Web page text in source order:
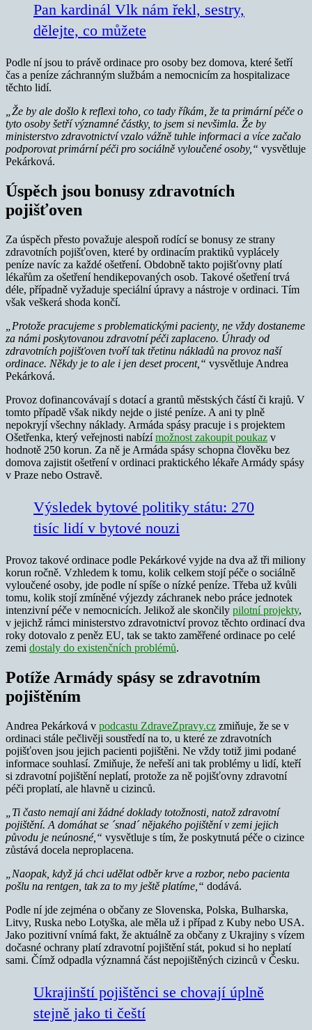
Pan kardinál Vlk nám řekl, sestry,
dělejte, co můžete
Podle ní jsou to právě ordinace pro osoby bez domova, které šetří
čas a peníze záchranným službám a nemocnicím za hospitalizace
těchto lidí.
„Že by ale došlo k reflexi toho, co tady říkám, že ta primární péče o
tyto osoby šetří významné částky, to jsem si nevšimla. Že by
ministerstvo zdravotnictví vzalo vážně tuhle informaci a více začalo
podporovat primární péči pro sociálně vyloučené osoby,“ vysvětluje
Pekárková.
Úspěch jsou bonusy zdravotních
pojišťoven
Za úspěch přesto považuje alespoň rodící se bonusy ze strany
zdravotních pojišťoven, které by ordinacím praktiků vyplácely
peníze navíc za každé ošetření. Obdobně takto pojišťovny platí
lékařům za ošetření hendikepovaných osob. Takové ošetření trvá
déle, případně vyžaduje speciální úpravy a nástroje v ordinaci. Tím
však veškerá shoda končí.
„Protože pracujeme s problematickými pacienty, ne vždy dostaneme
za námi poskytovanou zdravotní péči zaplaceno. Úhrady od
zdravotních pojišťoven tvoří tak třetinu nákladů na provoz naší
ordinace. Někdy je to ale i jen deset procent,“ vysvětluje Andrea
Pekárková.
Provoz dofinancovávají s dotací a grantů městských částí či krajů. V
tomto případě však nikdy nejde o jisté peníze. A ani ty plně
nepokryjí všechny náklady. Armáda spásy pracuje i s projektem
Ošetřenka, který veřejnosti nabízímožnost zakoupit poukaz v
hodnotě 250 korun. Za ně je Armáda spásy schopna člověku bez
domova zajistit ošetření v ordinaci praktického lékaře Armády spásy
v Praze nebo Ostravě.
Výsledek bytové politiky státu: 270
tisíc lidí v bytové nouzi
Provoz takové ordinace podle Pekárkové vyjde na dva až tři miliony
korun ročně. Vzhledem k tomu, kolik celkem stojí péče o sociálně
vyloučené osoby, jde podle ní spíše o nízké peníze. Třeba už kvůli
tomu, kolik stojí zmíněné výjezdy záchranek nebo práce jednotek
intenzivní péče v nemocnicích. Jelikož ale skončily pilotní projekty,
v jejichž rámci ministerstvo zdravotnictví provoz těchto ordinací dva
roky dotovalo z peněz EU, tak se takto zaměřené ordinace po celé
zemi dostaly do existenčních problémů.
Potíže Armády spásy se zdravotním
pojištěním
Andrea Pekárková v podcastu ZdraveZpravy.cz zmiňuje, že se v
ordinaci stále pečlivěji soustředí na to, u které ze zdravotních
pojišťoven jsou jejich pacienti pojištěni. Ne vždy totiž jimi podané
informace souhlasí. Zmiňuje, že neřeší ani tak problémy u lidí, kteří
si zdravotní pojištění neplatí, protože za ně pojišťovny zdravotní
péči proplatí, ale hlavně u cizinců.
„Ti často nemají ani žádné doklady totožnosti, natož zdravotní
pojištění. A domáhat se ´snad´ nějakého pojištění v zemi jejich
původu je neúnosné,“ vysvětluje s tím, že poskytnutá péče o cizince
zůstává docela neproplacena.
„Naopak, když já chci udělat odběr krve a rozbor, nebo pacienta
pošlu na rentgen, tak za to my ještě platíme,“ dodává.
Podle ní jde zejména o občany ze Slovenska, Polska, Bulharska,
Litvy, Ruska nebo Lotyška, ale měla už i případ z Kuby nebo USA.
Jako pozitivní vnímá fakt, že aktuálně za občany z Ukrajiny s vízem
dočasné ochrany platí zdravotní pojištění stát, pokud si ho neplatí
sami. Čímž odpadla významná část nepojištěných cizinců v Česku.
Ukrajinští pojištěnci se chovají úplně
stejně jako ti čeští